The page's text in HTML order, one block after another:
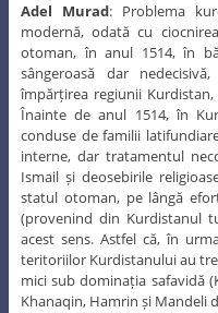
Adel Murad: Problema
modernă, odată cu
otoman, în anul 1514, în
sângeroasă dar
împărțirea regiunii
Înainte de anul 1514, în
conduse de familii
interne, dar tratamentul
Ismail și deosebirile
statul otoman, pe lângă
(provenind din Kurdistanul
acest sens. Astfel că, în
teritoriilor Kurdistanului au
mici sub dominația safavidă
Khanaqin, Hamrin și Mandeli